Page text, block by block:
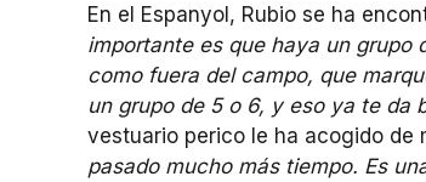
En el Espanyol, Rubio se ha
importante es que haya un grupo
como fuera del campo, que
un grupo de 5 o 6, y eso ya te da
vestuario perico le ha acogido de
pasado mucho más tiempo. Es